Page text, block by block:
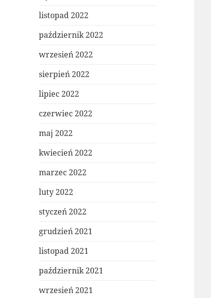
listopad 2022
październik 2022
wrzesień 2022
sierpień 2022
lipiec 2022
czerwiec 2022
maj 2022
kwiecień 2022
marzec 2022
luty 2022
styczeń 2022
grudzień 2021
listopad 2021
październik 2021
wrzesień 2021